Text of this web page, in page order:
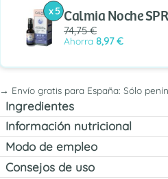
x 5 Calmia Noche
74,75 €
Ahorra 8,97 €
→ Envío gratis para España: Sólo
Ingredientes
Información nutricional
Modo de empleo
Consejos de uso